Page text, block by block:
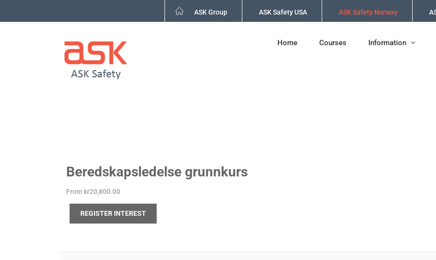
Home Courses Information
ASK Group ASK Safety USA ASK Safety Norway
Beredskapsledelse grunnkurs
From kr20,800.00
REGISTER INTEREST